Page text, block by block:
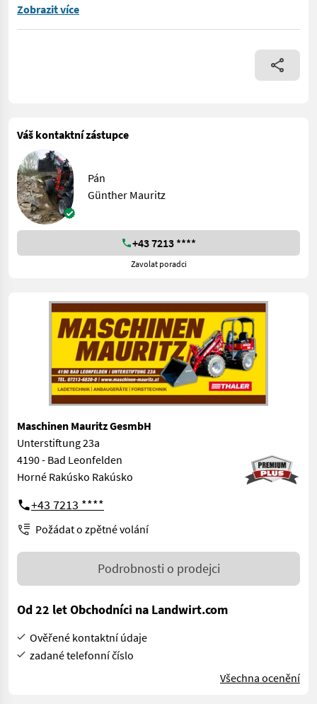
Verkaufe Thaler Teleskopradlader 3448/TA DPF einer
Zobrazit více
Váš kontaktní zástupce
Pán
Günther Mauritz
+43 7213 ****
Zavolat poradci
Maschinen Mauritz GesmbH
Unterstiftung 23a
4190 - Bad Leonfelden
Horné Rakúsko Rakúsko
+43 7213 ****
Požádat o zpětné volání
Podrobnosti o prodejci
Od 22 let Obchodníci na Landwirt.com
Ověřené kontaktní údaje
zadané telefonní číslo
Všechna ocenění